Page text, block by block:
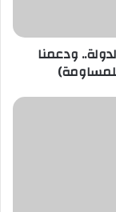
ودعمنا